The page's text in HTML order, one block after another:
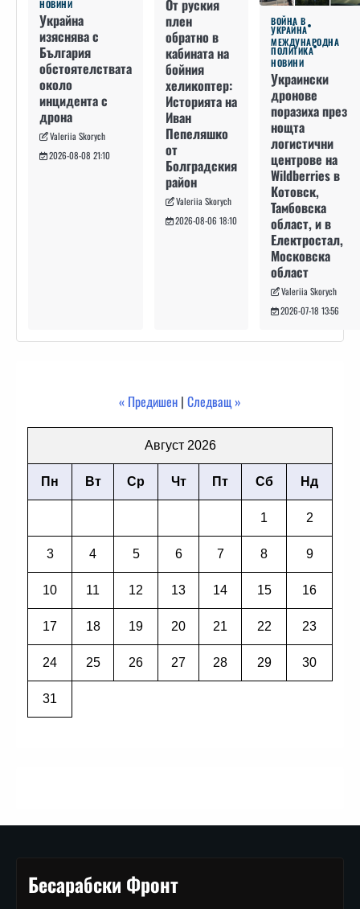
НОВИНИ
Украйна
изяснява с
България
обстоятелствата
около
инцидента с
дрона
Valeriia Skorych
2026-08-08 21:10
От руския
плен
обратно в
кабината на
бойния
хеликоптер:
Историята на
Иван
Пепеляшко
от
Болградския
район
Valeriia Skorych
2026-08-06 18:10
ВОЙНА В
УКРАЙНА
МЕЖДУНАРОДНА
ПОЛИТИКА
НОВИНИ
Украински
дронове
поразиха през
нощта
логистични
центрове на
Wildberries в
Котовск,
Тамбовска
област, и в
Електростал,
Московска
област
Valeriia Skorych
2026-07-18 13:56
« Предишен | Следващ »
Август 2026
Пн Вт Ср Чт Пт Сб Нд
1 2
3 4 5 6 7 8 9
10 11 12 13 14 15 16
17 18 19 20 21 22 23
24 25 26 27 28 29 30
31
Бесарабски Фронт